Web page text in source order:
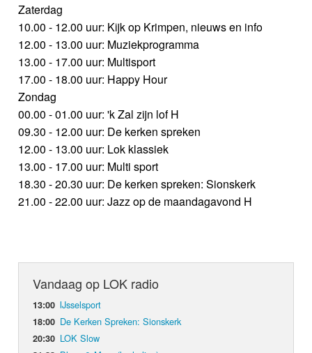
Zaterdag
10.00 - 12.00 uur: Kijk op Krimpen, nieuws en info
12.00 - 13.00 uur: Muziekprogramma
13.00 - 17.00 uur: Multisport
17.00 - 18.00 uur: Happy Hour
Zondag
00.00 - 01.00 uur: 'k Zal zijn lof H
09.30 - 12.00 uur: De kerken spreken
12.00 - 13.00 uur: Lok klassiek
13.00 - 17.00 uur: Multi sport
18.30 - 20.30 uur: De kerken spreken: Sionskerk
21.00 - 22.00 uur: Jazz op de maandagavond H
Vandaag op LOK radio
13:00 IJsselsport
18:00 De Kerken Spreken: Sionskerk
20:30 LOK Slow